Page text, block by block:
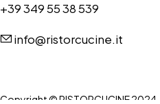
+39 349 55 38 539
info@ristorcucine.it
Copyright © RISTORCUCINE